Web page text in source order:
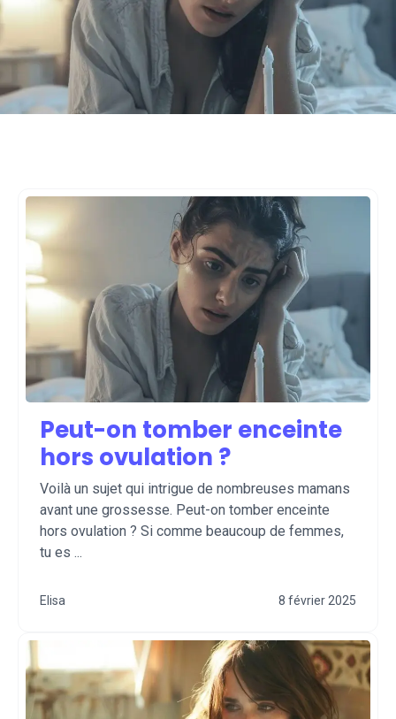
Peut-on tomber enceinte
hors ovulation ?
Voilà un sujet qui intrigue de nombreuses mamans
avant une grossesse. Peut-on tomber enceinte
hors ovulation ? Si comme beaucoup de femmes,
tu es ...
Elisa 8 février 2025